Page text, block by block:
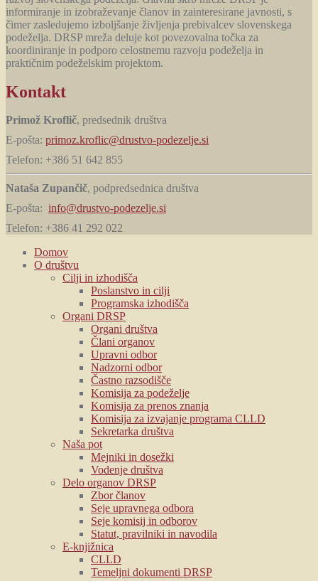
informiranje in izobraževanje članov in zainteresirane javnosti, s
čimer zasledujemo izboljšanje življenja prebivalcev slovenskega
podeželja. DRSP mreža deluje kot povezovalna točka za
koordiniranje in podporo celostnemu razvoju podeželja in
praktičnim podeželskim projektom.
Kontakt
Primož Kroflič, predsednik društva
E-pošta: primoz.kroflic@drustvo-podezelje.si
Telefon: +386 51 642 855
Nataša Zupančič, podpredsednica društva
E-pošta: info@drustvo-podezelje.si
Telefon: +386 41 292 022
Domov
O društvu
Cilji in izhodišča
Poslanstvo in cilji
Programska izhodišča
Organi DRSP
Organi društva
Člani organov
Upravni odbor
Nadzorni odbor
Častno razsodišče
Komisija za podeželje
Komisija za prenos znanja
Komisija za izvajanje programa CLLD
Sekretarka društva
Naša pot
Mejniki in dosežki
Vodenje društva
Delo organov DRSP
Zbor članov
Seje upravnega odbora
Seje komisij in odborov
Statut, pravilniki in navodila
E-knjižnica
CLLD
Temeljni dokumenti DRSP